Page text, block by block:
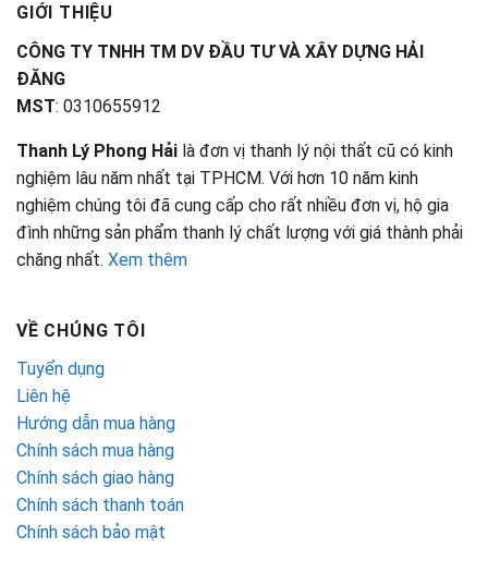
GIỚI THIỆU
CÔNG TY TNHH TM DV ĐẦU TƯ VÀ XÂY DỰNG HẢI
ĐĂNG
MST: 0310655912
Thanh Lý Phong Hải là đơn vị thanh lý nội thất cũ có kinh
nghiệm lâu năm nhất tại TPHCM. Với hơn 10 năm kinh
nghiệm chúng tôi đã cung cấp cho rất nhiều đơn vị, hộ gia
đình những sản phẩm thanh lý chất lượng với giá thành phải
chăng nhất. Xem thêm
VỀ CHÚNG TÔI
Tuyển dụng
Liên hệ
Hướng dẫn mua hàng
Chính sách mua hàng
Chính sách giao hàng
Chính sách thanh toán
Chính sách bảo mật